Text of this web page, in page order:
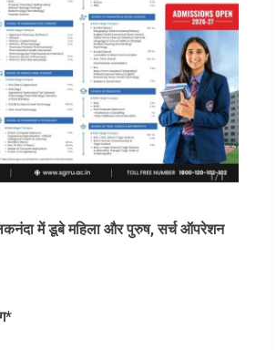
में डूबे महिला और पुरुष, सर्च ऑपरेशन